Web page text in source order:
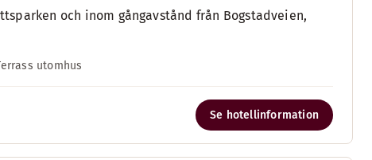
och inom gångavstånd från Bogstadveien,
utomhus
Se hotellinformation